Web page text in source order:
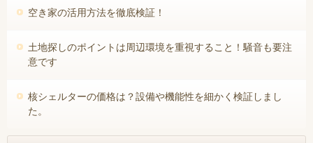
空き家の活用方法を徹底検証！
土地探しのポイントは周辺環境を重視すること！騒音も要注
意です
核シェルターの価格は？設備や機能性を細かく検証しまし
た。